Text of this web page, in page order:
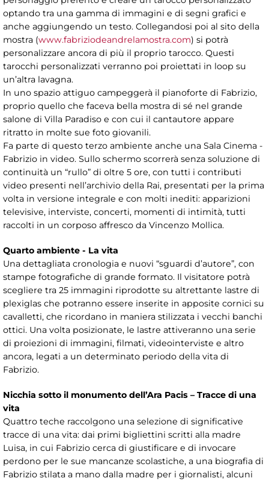
optando tra una gamma di immagini e di segni grafici e
anche aggiungendo un testo. Collegandosi poi al sito della
mostra (www.fabriziodeandrelamostra.com) si potrà
personalizzare ancora di più il proprio tarocco. Questi
tarocchi personalizzati verranno poi proiettati in loop su
un’altra lavagna.
In uno spazio attiguo campeggerà il pianoforte di Fabrizio,
proprio quello che faceva bella mostra di sé nel grande
salone di Villa Paradiso e con cui il cantautore appare
ritratto in molte sue foto giovanili.
Fa parte di questo terzo ambiente anche una Sala Cinema -
Fabrizio in video. Sullo schermo scorrerà senza soluzione di
continuità un “rullo” di oltre 5 ore, con tutti i contributi
video presenti nell’archivio della Rai, presentati per la prima
volta in versione integrale e con molti inediti: apparizioni
televisive, interviste, concerti, momenti di intimità, tutti
raccolti in un corposo affresco da Vincenzo Mollica.
Quarto ambiente - La vita
Una dettagliata cronologia e nuovi “sguardi d’autore”, con
stampe fotografiche di grande formato. Il visitatore potrà
scegliere tra 25 immagini riprodotte su altrettante lastre di
plexiglas che potranno essere inserite in apposite cornici su
cavalletti, che ricordano in maniera stilizzata i vecchi banchi
ottici. Una volta posizionate, le lastre attiveranno una serie
di proiezioni di immagini, filmati, videointerviste e altro
ancora, legati a un determinato periodo della vita di
Fabrizio.
Nicchia sotto il monumento dell’Ara Pacis – Tracce di una
vita
Quattro teche raccolgono una selezione di significative
tracce di una vita: dai primi bigliettini scritti alla madre
Luisa, in cui Fabrizio cerca di giustificare e di invocare
perdono per le sue mancanze scolastiche, a una biografia di
Fabrizio stilata a mano dalla madre per i giornalisti, alcuni